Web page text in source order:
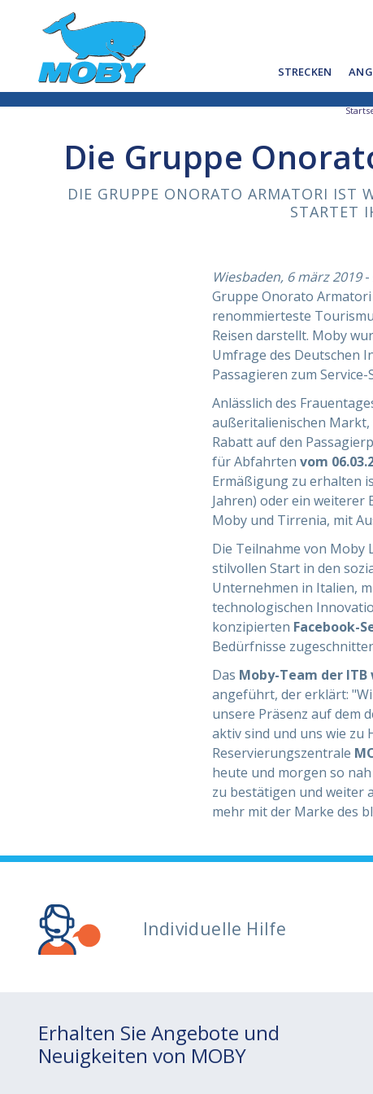
STRECKEN
Die Gruppe
DIE GRUPPE ONORATO ARMATORI IST
STARTET
Wiesbaden, 6 märz 2019-
Gruppe Onorato
renommierteste
Reisen darstellt. Moby
Umfrage des Deutschen
Passagieren zum
Anlässlich des
außeritalienischen Markt,
Rabatt auf den
für Abfahrten vom
Ermäßigung zu erhalten
Jahren) oder ein weiterer
Moby und Tirrenia, mit
Die Teilnahme von Moby
stilvollen Start in den
Unternehmen in Italien,
technologischen
konzipierten Facebook-
Bedürfnisse
Das Moby-Team der
angeführt, der erklärt:
unsere Präsenz auf dem
aktiv sind und uns wie zu
Reservierungszentrale
heute und morgen so
zu bestätigen und weiter
mehr mit der Marke des
Individuelle Hilfe
Erhalten Sie Angebote und
Neuigkeiten von MOBY